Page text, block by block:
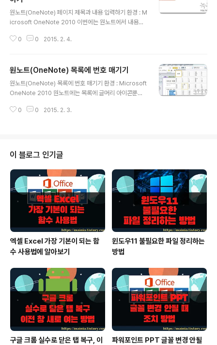
원노트(OneNote) 페이지 제목과 내용 입력하기 환경 : M
icrosoft OneNote 2010 이번에는 원노트에서 내용을
제목과 내용을 입력하는 방법입니다. ▶ 원노트에서 페이
됩니다. 입력을 완료하면 페이지의 제목이 됩니다. ▶ 내용
을 입력하고 싶다면 페이지의 아무곳이나 마우스를 클릭하
면 됩니다. 바로 타이핑을 하게 되면 내용이 입력됩니다. 입
형태로 되어 있기 때문에 마우스로 이리저리 이동이 가능
0 0 2015. 2. 4.
원노트(OneNote) 목록에 번호 매기기
원노트(OneNote) 목록에 번호 매기기 환경 : Microsoft
OneNote 2010 원노트에는 목록에 글머리 아이콘뿐만
공하고 있으며 쉽게 적용이 가능합니다. ▶ 목록을 선택한
있는 숫자메뉴가 마음에 들지 않는다면 좀더 많은 형식을
찾아 봅니다. [번호 매기기 라이브러리] 아래 쪽에 보시면
[숫자 사용자 지정] 메뉴가 있습니다. 클릭하시면 오른쪽에
새로운 탐색기가 하나 추가 됩니다. ▶ [번호 매기기 사용
자 지정] 탐색기에서 원하는 항목을 선택하시면 왼쪽 목록
에 적용됩니..
0 0 2015. 2. 3.
이 블로그 인기글
엑셀 Excel 가장 기본이 되는 함
수 사용법에 알아보기
윈도우11 불필요한 파일 정리하는
방법
구글 크롬 실수로 닫은 탭 복구, 이
파워포인트 PPT 글꼴 변경 안될